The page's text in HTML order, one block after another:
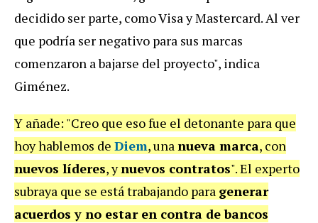
decidido ser parte, como Visa y Mastercard. Al ver
que podría ser negativo para sus marcas
comenzaron a bajarse del proyecto", indica
Giménez.
Y añade: "Creo que eso fue el detonante para que
hoy hablemos de Diem, una nueva marca, con
nuevos líderes, ynuevos contratos". El experto
subraya que se está trabajando para generar
acuerdos y no estar en contra de bancos